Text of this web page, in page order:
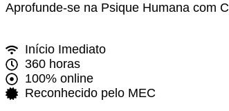
Aprofunde-se na Psique Humana com
Início Imediato
360 horas
100% online
Reconhecido pelo MEC